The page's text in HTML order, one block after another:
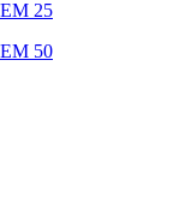
25
50